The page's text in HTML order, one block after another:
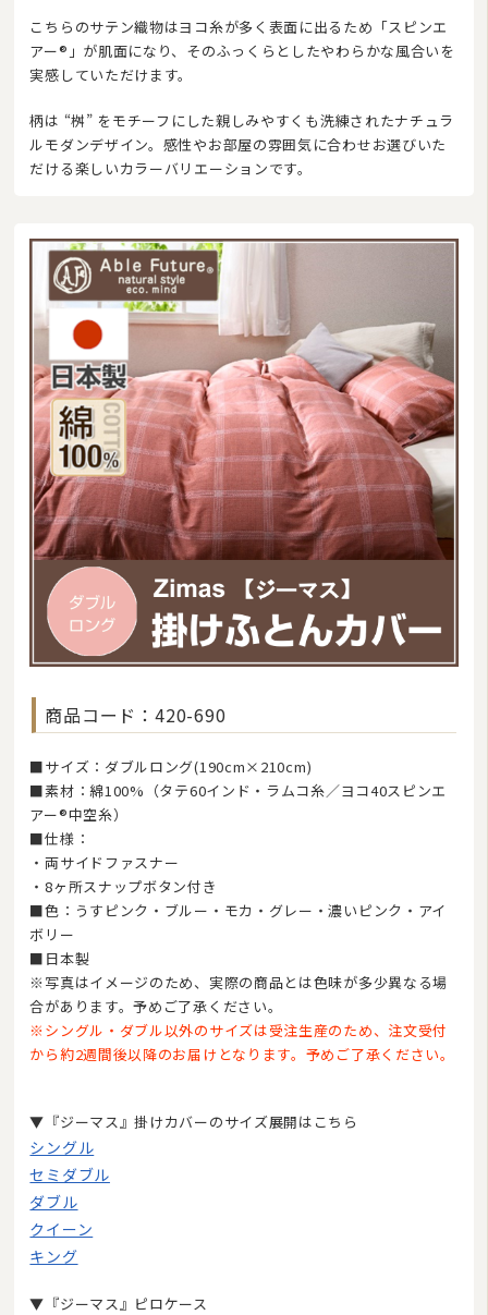
こちらのサテン織物はヨコ糸が多く表面に出るため「スピンエ
アー®」が肌面になり、そのふっくらとしたやわらかな風合いを
実感していただけます。
柄は “桝” をモチーフにした親しみやすくも洗練されたナチュラ
ルモダンデザイン。感性やお部屋の雰囲気に合わせお選びいた
だける楽しいカラーバリエーションです。
商品コード：420-690
■サイズ：ダブルロング(190cm×210cm)
■素材：綿100%（タテ60インド・ラムコ糸／ヨコ40スピンエ
アー®中空糸）
■仕様：
・両サイドファスナー
・8ヶ所スナップボタン付き
■色：うすピンク・ブルー・モカ・グレー・濃いピンク・アイ
ボリー
■日本製
※写真はイメージのため、実際の商品とは色味が多少異なる場
合があります。予めご了承ください。
※シングル・ダブル以外のサイズは受注生産のため、注文受付
から約2週間後以降のお届けとなります。予めご了承ください。
▼『ジーマス』掛けカバーのサイズ展開はこちら
シングル
セミダブル
ダブル
クイーン
キング
▼『ジーマス』ピロケース